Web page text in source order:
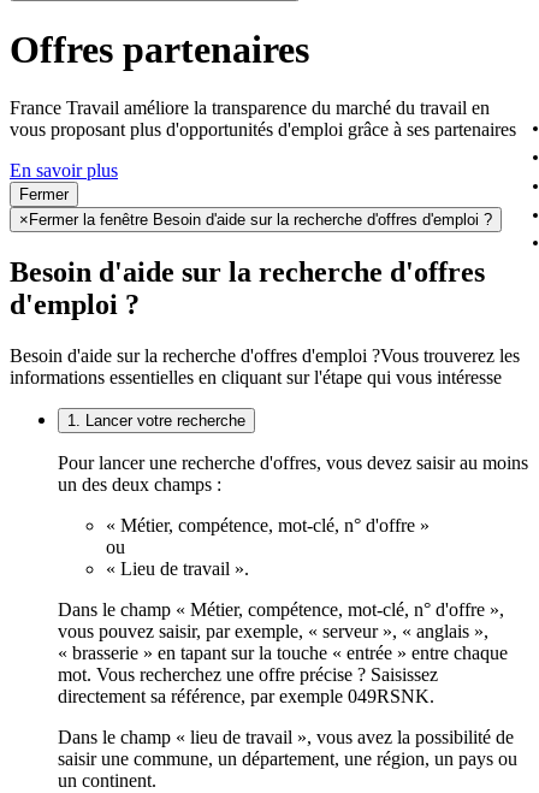
Offres partenaires
France Travail améliore la transparence du marché du travail en
vous proposant plus d'opportunités d'emploi grâce à ses partenaires
En savoir plus
Fermer
× Fermer la fenêtre Besoin d'aide sur la recherche d'offres d'emploi ?
Besoin d'aide sur la recherche d'offres
d'emploi ?
Besoin d'aide sur la recherche d'offres d'emploi ?Vous trouverez les
informations essentielles en cliquant sur l'étape qui vous intéresse
1. Lancer votre recherche
Pour lancer une recherche d'offres, vous devez saisir au moins
un des deux champs :
« Métier, compétence, mot-clé, n° d'offre »
ou
« Lieu de travail ».
Dans le champ « Métier, compétence, mot-clé, n° d'offre »,
vous pouvez saisir, par exemple, « serveur », « anglais »,
« brasserie » en tapant sur la touche « entrée » entre chaque
mot. Vous recherchez une offre précise ? Saisissez
directement sa référence, par exemple 049RSNK.
Dans le champ « lieu de travail », vous avez la possibilité de
saisir une commune, un département, une région, un pays ou
un continent.